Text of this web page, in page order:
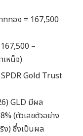
ททอง = 167,500
–
เหน็จ)
Gold Trust
GLD มีผล
(ตัวเลขตัวอย่าง
ง) ซึ่งเป็นผล